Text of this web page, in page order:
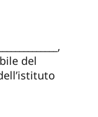
,
del